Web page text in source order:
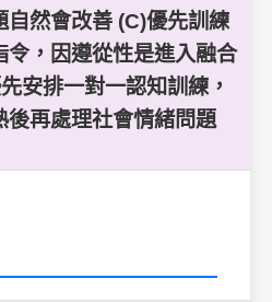
自然會改善 (C)優先訓練
令，因遵從性是進入融合
安排一對一認知訓練，
後再處理社會情緒問題